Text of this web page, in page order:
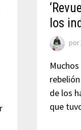
los
por
de los
que